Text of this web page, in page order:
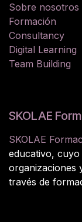
Sobre nosotros
Formación
Consultancy
Digital Learning
Team Building
SKOLAE
SKOLAE
educativo,
organizaciones
través de